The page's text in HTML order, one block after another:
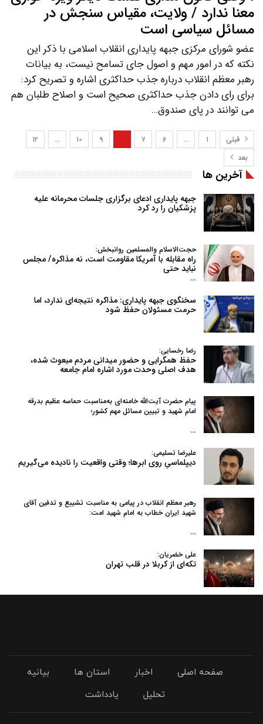
معنا ندارد / ولایت، مقیاس سنجش در
مسائل سیاسی است
عضو شورای مرکزی جبهه پایداری انقلاب اسلامی با ذکر این
نکته که در امور مهم و اصول جای تسامح نیست، به بیانات
رهبر معظم انقلاب درباره جذب حداکثری اشاره و تصریح کرد:
برای رای دادن جذب حداکثری صحیح است و اصلاح طلبان هم
می توانند در پای صندوق…
قبلی ۱ … ۶ ۷ ۹ ۱۰ …
۱۲
بعد
آخرین ها
جبهه پایداری ادعای برگزاری جلسات محرمانه علیه
پزشکیان را رد کرد
حجت‌الاسلام والمسلمین روانبخش:
راه مقابله با آمریکا مقاومت است، نه مذاکره/ مجلس
نباید حتی
…
سخنگوی جبهه پایداری: مذاکره نتیجه‌ای ندارد، اما
حرمت مسئولان حفظ شود
رضا رخسایی:
حفظ همگرایی و حضور میدانی مردم مبعوث شده،
هدف اصلی وحدت مورد اشاره امام جامعه
پیام حضرت آیت‌الله خامنه‌ای به‌مناسبت حماسه عظیم بدرقه
امام شهید و تبیین مسائل مهم کشور؛
…
علیرضا تسلیمی:
دیپلماسیِ روی ابرها؛ وقتی واقعیت را نادیده می‌گیریم
رهبر معظم انقلاب در پیامی به‌ مناسبت تشییع و تدفین آقای
شهید ایران خطاب به امام شهید امت:
…
علی خضریان:
تکه‌ای از کربلا در قلب تهران
صفحه اصلی اخبار استان ها
بیانیه
تحلیل
یادداشت